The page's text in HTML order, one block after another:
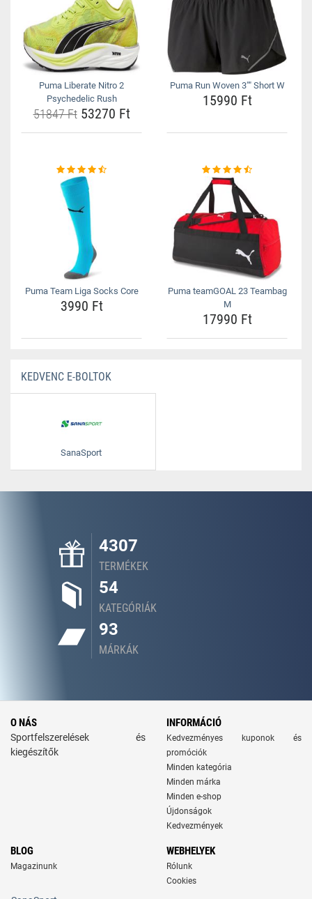
Puma Liberate Nitro 2
Psychedelic Rush
51847 Ft53270 Ft
Puma Run Woven 3"" Short W
15990 Ft
Puma Team Liga Socks Core
3990 Ft
Puma teamGOAL 23 Teambag
M
17990 Ft
KEDVENC E-BOLTOK
SanaSport
4307
TERMÉKEK
54
KATEGÓRIÁK
93
MÁRKÁK
O NÁS
Sportfelszerelések és
kiegészítők
INFORMÁCIÓ
Kedvezményes kuponok és
promóciók
Minden kategória
Minden márka
Minden e-shop
Újdonságok
Kedvezmények
BLOG
Magazinunk
WEBHELYEK
Rólunk
Cookies